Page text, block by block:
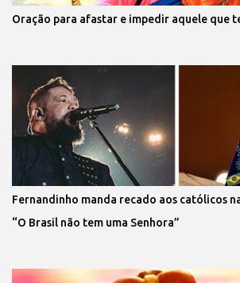
Oração para afastar e impedir aquele que
Fernandinho manda recado aos católicos
“O Brasil não tem uma Senhora”